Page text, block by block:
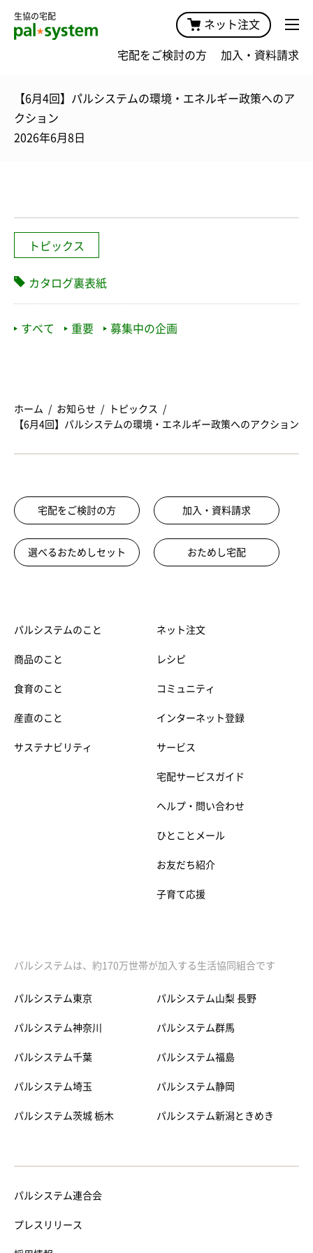
生協の宅配
ネット注文
宅配をご検討の方 加入・資料請求
【6月4回】パルシステムの環境・エネルギー政策へのア
クション
2026年6月8日
トピックス
カタログ裏表紙
すべて 重要 募集中の企画
ホーム お知らせ
トピックス
【6月4回】パルシステムの環境・エネルギー政策へのアクション
宅配をご検討の方 加入・資料請求
選べるおためしセット おためし宅配
パルシステムのこと
商品のこと
食育のこと
産直のこと
サステナビリティ
ネット注文
レシピ
コミュニティ
インターネット登録
サービス
宅配サービスガイド
ヘルプ・問い合わせ
ひとことメール
お友だち紹介
子育て応援
パルシステムは、約170万世帯が加入する生活協同組合です
パルシステム東京
パルシステム神奈川
パルシステム千葉
パルシステム埼玉
パルシステム茨城 栃木
パルシステム山梨 長野
パルシステム群馬
パルシステム福島
パルシステム静岡
パルシステム新潟ときめき
パルシステム連合会
プレスリリース